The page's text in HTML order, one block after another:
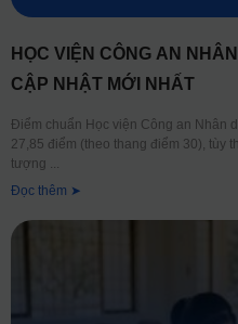
HỌC VIỆN CÔNG AN
CẬP NHẬT MỚI NHẤT
Điểm chuẩn Học viện Công an Nhân
27,85 điểm (theo thang điểm 30), tùy
tượng
Đọc thêm ➤